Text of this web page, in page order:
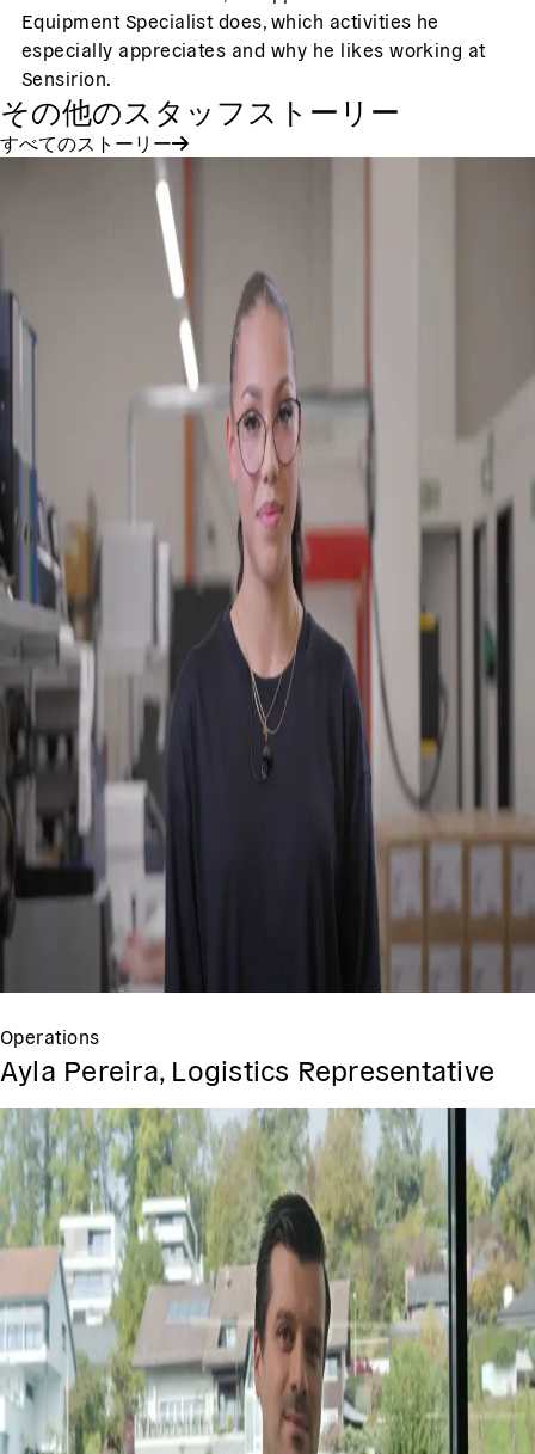
Equipment Specialist does, which activities he
especially appreciates and why he likes working at
Sensirion.
その他のスタッフストーリー
すべてのストーリー
Operations
Ayla Pereira, Logistics Representative